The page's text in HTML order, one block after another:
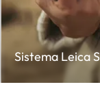
Sistema Leica